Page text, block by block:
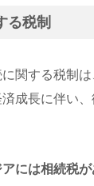
る税制
関する税制
成長に伴い
には相続税